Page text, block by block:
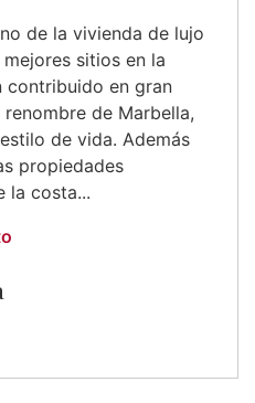
de la vivienda de lujo
sitios en la
contribuido en gran
de Marbella,
de vida. Además
propiedades
la costa...